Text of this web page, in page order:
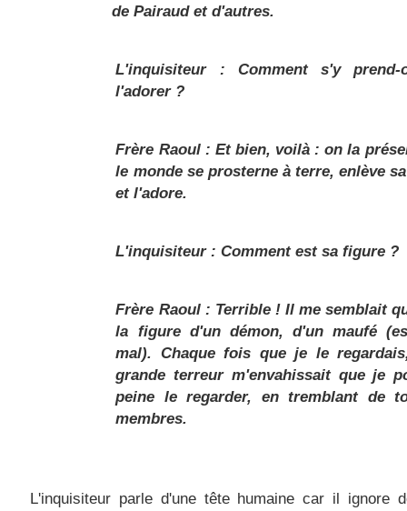
de Pairaud et d'autres.
L'inquisiteur : Comment s'y prend-
l'adorer ?
Frère Raoul : Et bien, voilà : on la
le monde se prosterne à terre, enlève
et l'adore.
L'inquisiteur : Comment est sa figure ?
Frère Raoul : Terrible ! Il me semblait
la figure d'un démon, d'un maufé
mal). Chaque fois que je le
grande terreur m'envahissait que je
peine le regarder, en tremblant de
membres.
L'inquisiteur parle d'une tête humaine car il ignore